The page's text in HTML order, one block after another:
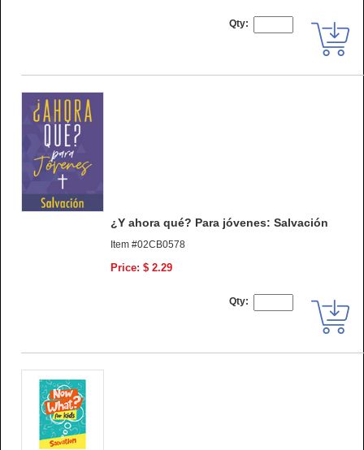
Qty:
¿Y ahora qué? Para jóvenes: Salvación
Item #02CB0578
Price: $ 2.29
Qty: